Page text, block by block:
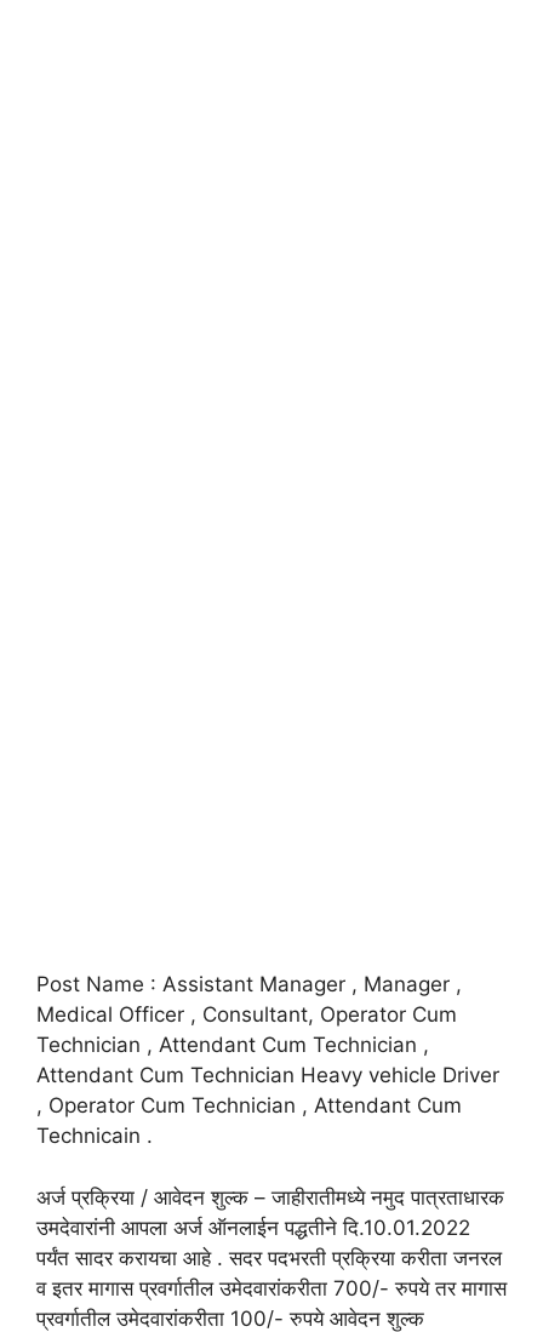
Post Name : Assistant Manager , Manager ,
Medical Officer , Consultant, Operator Cum
Technician , Attendant Cum Technician ,
Attendant Cum Technician Heavy vehicle Driver
, Operator Cum Technician , Attendant Cum
Technicain .
अर्ज प्रक्रिया / आवेदन शुल्क – जाहीरातीमध्ये नमुद पात्रताधारक
उमदेवारांनी आपला अर्ज ऑनलाईन पद्धतीने दि.10.01.2022
पर्यंत सादर करायचा आहे . सदर पदभरती प्रक्रिया करीता जनरल
व इतर मागास प्रवर्गातील उमेदवारांकरीता 700/- रुपये तर मागास
प्रवर्गातील उमेदवारांकरीता 100/- रुपये आवेदन शुल्क